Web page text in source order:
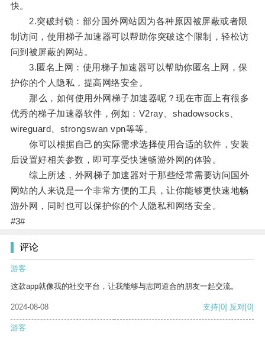
快。
2.突破封锁：部分国外网站因为各种原因被屏蔽或者限
制访问，使用梯子加速器可以帮助你突破这个限制，轻松访
问到被屏蔽的网站。
3.匿名上网：使用梯子加速器可以帮助你匿名上网，保
护你的个人隐私，提高网络安全。
那么，如何使用外网梯子加速器呢？现在市面上有很多
优秀的梯子加速器软件，例如：V2ray、shadowsocks、
wireguard、strongswan vpn等等。
你可以根据自己的实际需求选择使用合适的软件，安装
后设置好相关参数，即可享受快速畅游外网的体验。
综上所述，外网梯子加速器对于那些经常需要访问国外
网站的人来说是一个非常方便的工具，让你能够更快速地畅
游外网，同时也可以保护你的个人隐私和网络安全。
#3#
评论
游客
这款app就像我的社交平台，让我能够与志同道合的朋友一起交流。
2024-08-08 支持[0] 反对[0]
游客